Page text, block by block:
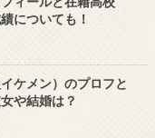
についても！
ケメン）のプロフと
や結婚は？